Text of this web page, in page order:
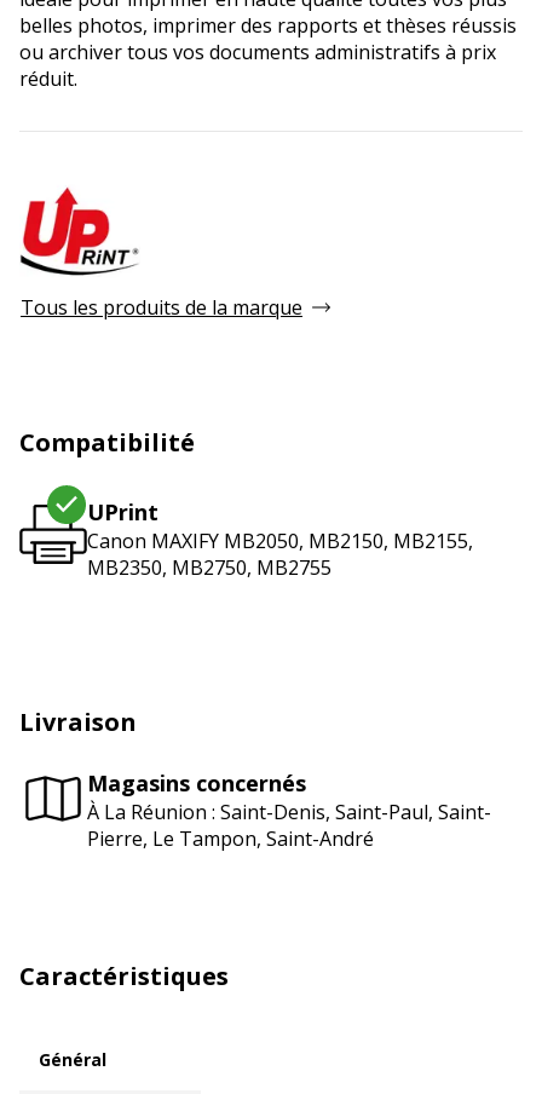
belles photos, imprimer des rapports et thèses réussis
ou archiver tous vos documents administratifs à prix
réduit.
Tous les produits de la marque
Compatibilité
UPrint
Canon MAXIFY MB2050, MB2150, MB2155,
MB2350, MB2750, MB2755
Livraison
Magasins concernés
À La Réunion : Saint-Denis, Saint-Paul, Saint-
Pierre, Le Tampon, Saint-André
Caractéristiques
Général